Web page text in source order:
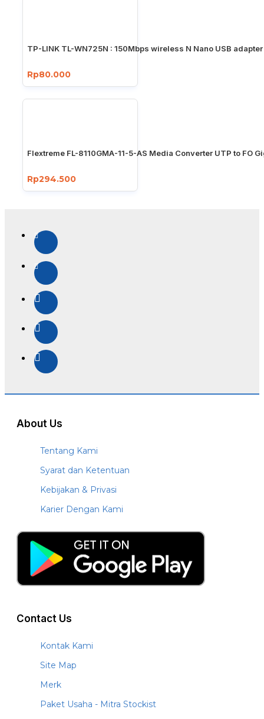
TP-LINK TL-WN725N : 150Mbps wireless N Nano USB adapter
Rp80.000
Flextreme FL-8110GMA-11-5-AS Media Converter UTP to FO
Rp294.500
About Us
Tentang Kami
Syarat dan Ketentuan
Kebijakan & Privasi
Karier Dengan Kami
Contact Us
Kontak Kami
Site Map
Merk
Paket Usaha - Mitra Stockist